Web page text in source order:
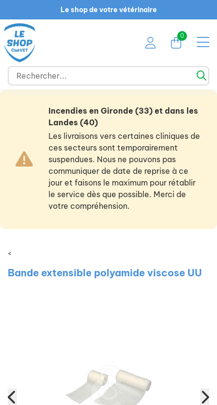
Le shop de votre vétérinaire
0
Incendies en Gironde (33) et dans les
Landes (40)
Les livraisons vers certaines cliniques de
ces secteurs sont temporairement
suspendues. Nous ne pouvons pas
communiquer de date de reprise à ce
jour et faisons le maximum pour rétablir
le service dès que possible. Merci de
votre compréhension.
<
Bande extensible polyamide viscose UU